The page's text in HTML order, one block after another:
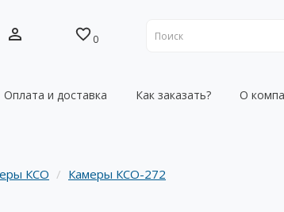
0
Оплата и доставка Как заказать? О
КСО Камеры КСО-272